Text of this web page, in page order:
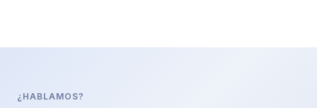
¿HABLAMOS?